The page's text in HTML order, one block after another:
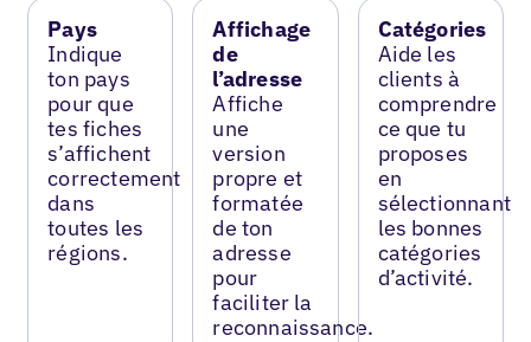
Pays
Indique
ton pays
pour que
tes fiches
s’affichent
correctement
dans
toutes les
régions.
Affichage
de
l’adresse
Affiche
une
version
propre et
formatée
de ton
adresse
pour
faciliter la
reconnaissance.
Catégories
Aide les
clients à
comprendre
ce que tu
proposes
en
sélectionnant
les bonnes
catégories
d’activité.